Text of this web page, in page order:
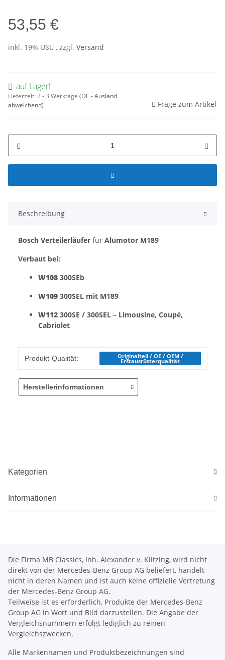
53,55 €
inkl. 19% USt. , zzgl. Versand
auf Lager!
Lieferzeit:2 - 3 Werktage (DE - Ausland
abweichend)
Frage zum Artikel
Beschreibung
Bosch Verteilerläufer für Alumotor M189
Verbaut bei:
W108 300SEb
W109 300SEL mit M189
W112 300SE / 300SEL – Limousine, Coupé,
Cabriolet
Produkteigenschaft
Wert
Produkt-Qualität: Originalteil / OE / OEM /
Erstausrüsterqualität
Herstellerinformationen
Kategorien
Informationen
Die Firma MB Classics, Inh. Alexander v. Klitzing, wird nicht
direkt von der Mercedes-Benz Group AG beliefert, handelt
nicht in deren Namen und ist auch keine offizielle Vertretung
der Mercedes-Benz Group AG.
Teilweise ist es erforderlich, Produkte der Mercedes-Benz
Group AG in Wort und Bild darzustellen. Die Angabe der
Vergleichsnummern erfolgt lediglich zu reinen
Vergleichszwecken.
Alle Markennamen und Produktbezeichnungen sind